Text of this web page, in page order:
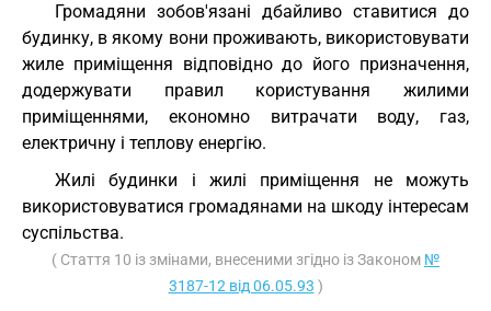
Громадяни зобов'язані дбайливо ставитися до
будинку, в якому вони проживають, використовувати
жиле приміщення відповідно до його призначення,
додержувати правил користування жилими
приміщеннями, економно витрачати воду, газ,
електричну і теплову енергію.
Жилі будинки і жилі приміщення не можуть
використовуватися громадянами на шкоду інтересам
суспільства.
( Стаття 10 із змінами, внесеними згідно із Законом №
3187-12 від 06.05.93 )